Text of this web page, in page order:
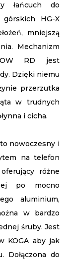
łańcuch do
HG-X
mniejszą
Mechanizm
RD jest
Dzięki niemu
przerzutka
w trudnych
i cicha.
nowoczesny i
na telefon
różne
po mocno
aluminium,
w bardzo
śruby. Jest
KOGA aby jak
Dołączona do